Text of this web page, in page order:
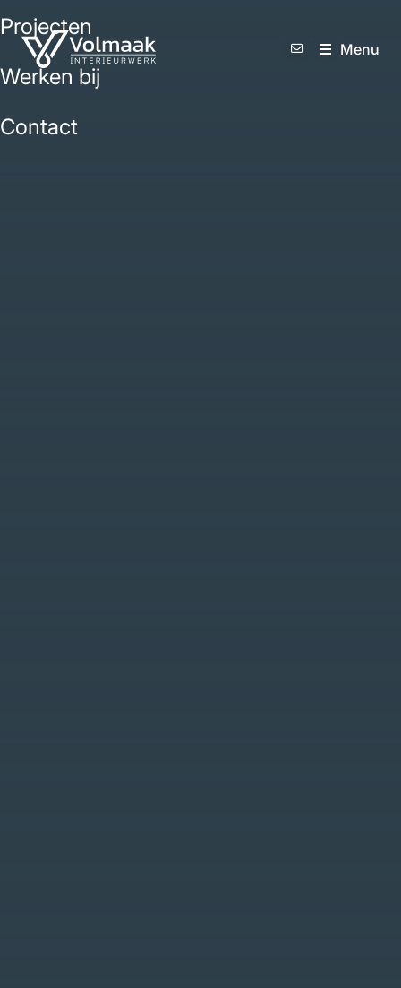
Projecten
Werken bij
Contact
Menu